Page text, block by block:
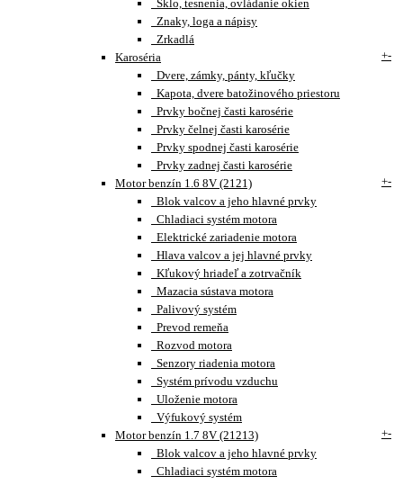
Sklo, tesnenia, ovládanie okien
Znaky, loga a nápisy
Zrkadlá
Karoséria
+-
Dvere, zámky, pánty, kľučky
Kapota, dvere batožinového priestoru
Prvky bočnej časti karosérie
Prvky čelnej časti karosérie
Prvky spodnej časti karosérie
Prvky zadnej časti karosérie
Motor benzín 1.6 8V (2121)
+-
Blok valcov a jeho hlavné prvky
Chladiaci systém motora
Elektrické zariadenie motora
Hlava valcov a jej hlavné prvky
Kľukový hriadeľ a zotrvačník
Mazacia sústava motora
Palivový systém
Prevod remeňa
Rozvod motora
Senzory riadenia motora
Systém prívodu vzduchu
Uloženie motora
Výfukový systém
Motor benzín 1.7 8V (21213)
+-
Blok valcov a jeho hlavné prvky
Chladiaci systém motora